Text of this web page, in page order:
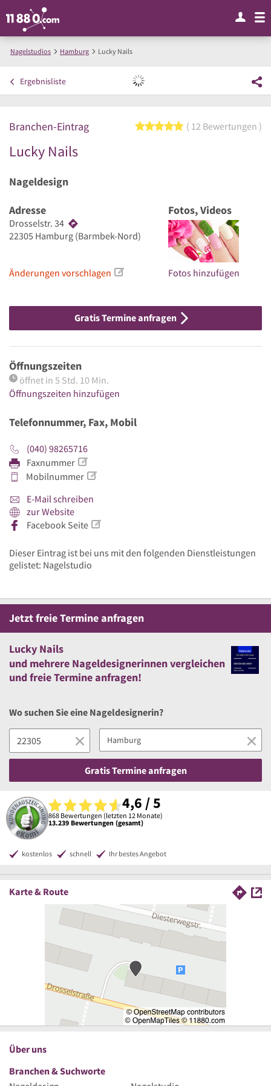
Nagelstudios Hamburg Lucky Nails
Ergebnisliste
Branchen-Eintrag 5 von 5 Sternen
12 Bewertungen
Lucky Nails
Nageldesign
Adresse
Drosselstr. 34
22305 Hamburg (Barmbek-Nord)
Änderungen vorschlagen
Fotos, Videos
Fotos hinzufügen
Gratis Termine anfragen
Öffnungszeiten
öffnet in 5 Std. 10 Min.
Öffnungszeiten hinzufügen
Telefonnummer, Fax, Mobil
(040) 98265716
Faxnummer
Mobilnummer
E-Mail schreiben
zur Website
Facebook Seite
Dieser Eintrag ist bei uns mit den folgenden Dienstleistungen
gelistet: Nagelstudio
JetztfreieTermine anfragen
Lucky Nails
und mehrere Nageldesignerinnen vergleichen
undfreieTermine anfragen!
Wo suchen Sie eine Nageldesignerin?
Gratis Termine anfragen
4,6 / 5
868 Bewertungen (letzten 12 Monate)
13.239 Bewertungen (gesamt)
kostenlos schnell Ihr bestes Angebot
Karte & Route
Über uns
Branchen & Suchworte